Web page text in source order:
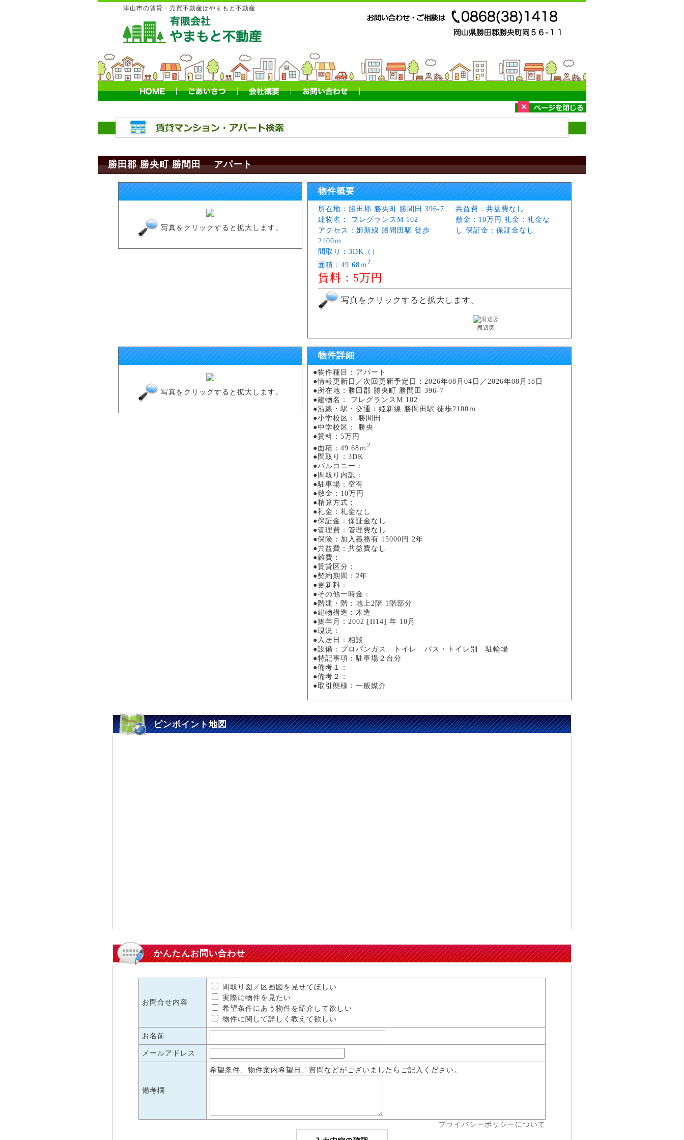
津山市の賃貸・売買不動産はやまもと不動産
勝田郡 勝央町 勝間田 アパート
写真をクリックすると拡大します。
物件概要
所在地：勝田郡 勝央町 勝間田 396-7
建物名： フレグランスM 102
アクセス：姫新線 勝間田駅 徒歩
2100ｍ
間取り：3DK（）
面積：49.68ｍ 2
賃料：5万円
共益費：共益費なし
敷金：10万円 礼金：礼金な
し 保証金：保証金なし
写真をクリックすると拡大します。
周辺図
写真をクリックすると拡大します。
物件詳細
●物件種目：アパート
●情報更新日／次回更新予定日：2026年08月04日／2026年08月18日
●所在地：勝田郡 勝央町 勝間田 396-7
●建物名： フレグランスM 102
●沿線・駅・交通：姫新線 勝間田駅 徒歩2100ｍ
●小学校区： 勝間田
●中学校区： 勝央
●賃料：5万円
●面積：49.68ｍ 2
●間取り：3DK
●バルコニー：
●間取り内訳：
●駐車場：空有
●敷金：10万円
●精算方式：
●礼金：礼金なし
●保証金：保証金なし
●管理費：管理費なし
●保険：加入義務有 15000円 2年
●共益費：共益費なし
●雑費：
●賃貸区分：
●契約期間：2年
●更新料：
●その他一時金：
●階建・階：地上2階 1階部分
●建物構造：木造
●築年月：2002 [H14] 年 10月
●現況：
●入居日：相談
●設備：プロパンガス トイレ バス・トイレ別 駐輪場
●特記事項：駐車場２台分
●備考１：
●備考２：
●取引態様：一般媒介
ピンポイント地図
かんたんお問い合わせ
お問合せ内容
間取り図／区画図を見せてほしい
実際に物件を見たい
希望条件にあう物件を紹介して欲しい
物件に関して詳しく教えて欲しい
お名前
メールアドレス
備考欄
希望条件、物件案内希望日、質問などがございましたらご記入ください。
プライバシーポリシーについて